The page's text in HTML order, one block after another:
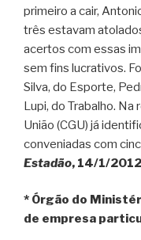
primeiro a cair,
três estavam
acertos com essas
sem fins lucrativos.
Silva, do Esporte,
Lupi, do Trabalho. Na
União (CGU) já
conveniadas com
Estadão, 14/1/
* Órgão do
de empresa